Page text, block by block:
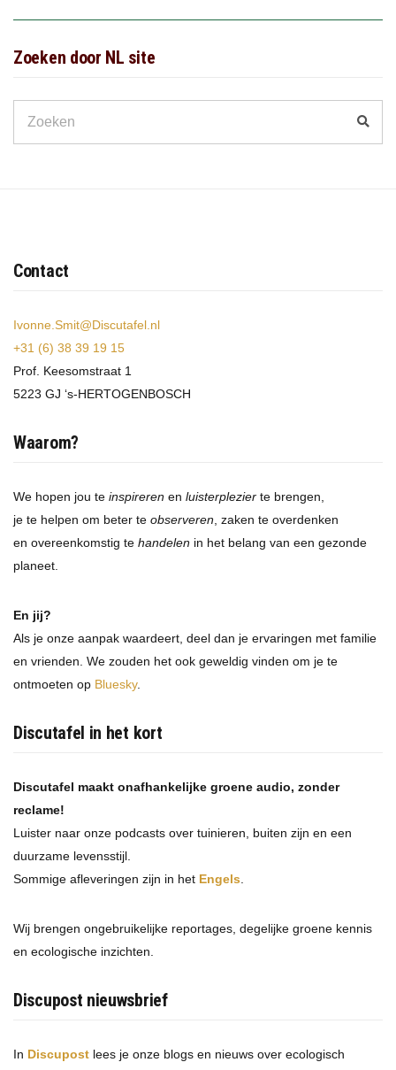
Zoeken door NL site
for:
Contact
Ivonne.Smit@Discutafel.nl
+31 (6) 38 39 19 15
Prof. Keesomstraat 1
5223 GJ ‘s-HERTOGENBOSCH
Waarom?
We hopen jou te inspireren en luisterplezier te brengen,
je te helpen om beter te observeren , zaken te overdenken
en overeenkomstig te handelen in het belang van een gezonde
planeet.
En jij?
Als je onze aanpak waardeert, deel dan je ervaringen met familie
en vrienden. We zouden het ook geweldig vinden om je te
ontmoeten op Bluesky.
Discutafel in het kort
Discutafel maakt onafhankelijke groene audio, zonder
reclame!
Luister naar onze podcasts over tuinieren, buiten zijn en een
duurzame levensstijl.
Sommige afleveringen zijn in het Engels
Wij brengen ongebruikelijke reportages, degelijke groene kennis
en ecologische inzichten.
Discupost nieuwsbrief
In Discupost lees je onze blogs en nieuws over ecologisch